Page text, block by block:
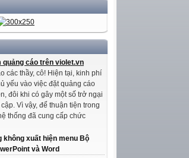
cáo trên violet.vn
các thầy, cô! Hiện tại, kinh phí
yếu vào việc đặt quảng cáo
đôi khi có gây một số trở ngại
Vì vậy, để thuận tiện trong
thống đã cung cấp chức
không xuất hiện menu Bộ
và Word